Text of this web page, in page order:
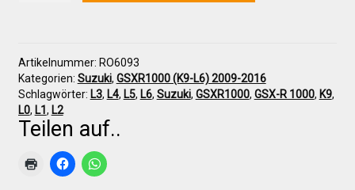
Infos zu unseren Produkten
Händlerkonditionen
Marken
2009-
2016
Sitz-
Befestigungsbügel
Menge
Artikelnummer: RO6093
Kategorien: Suzuki, GSXR1000 (K9-L6) 2009-2016
Schlagwörter: L3, L4, L5, L6, Suzuki, GSXR1000, GSX-R 1000, K9,
L0, L1 , L2
Teilen auf..